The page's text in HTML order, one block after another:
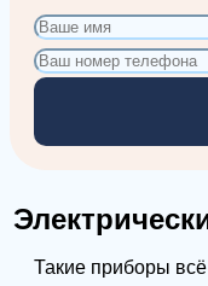
Такие приборы